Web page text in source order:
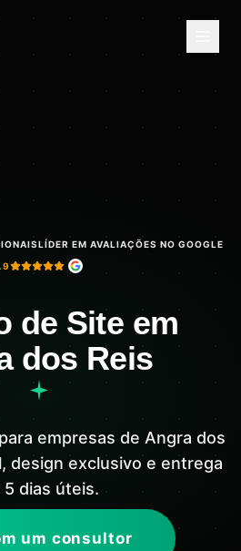
LÍDER EM AVALIAÇÕES NO GOOGLE
de Site em
dos Reis
empresas de Angra dos
design exclusivo e entrega
5 dias úteis.
um consultor